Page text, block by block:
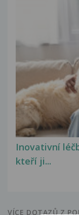
Inovativní
kteří ji...
VÍCE DOTAZŮ Z